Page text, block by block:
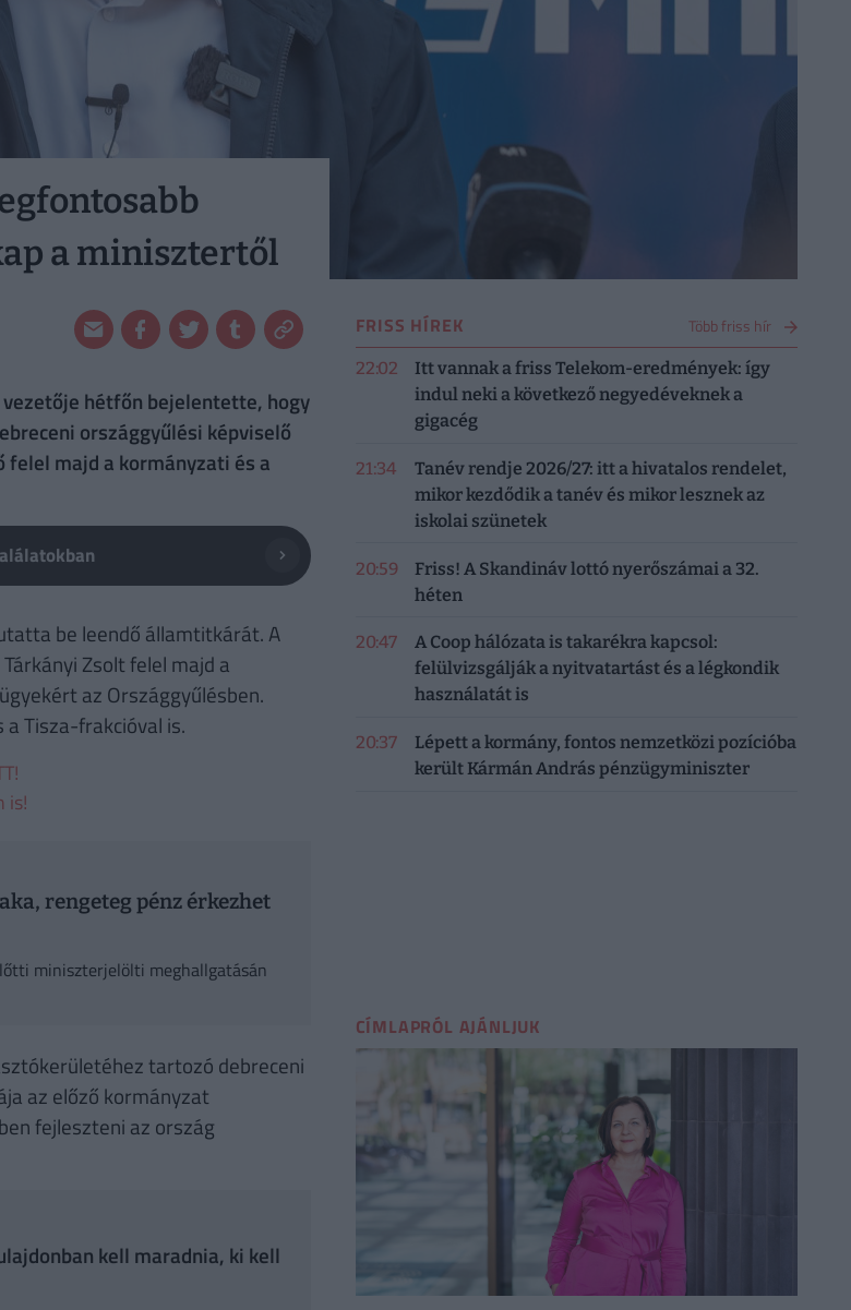
a minisztertől
hétfőn bejelentette, hogy
országgyűlési képviselő
majd a kormányzati és a
be leendő államtitkárát. A
Zsolt felel majd a
az Országgyűlésben.
Tisza-frakcióval is.
is!
rengeteg pénz érkezhet
miniszterjelölti meghallgatásán
tartozó debreceni
az előző kormányzat
fejleszteni az ország
kell maradnia, ki kell
FRISS HÍREK Több friss hír
22:02
Itt vannak a friss Telekom-eredmények: így
indul neki a következő negyedéveknek a
gigacég
21:34
Tanév rendje 2026/27: itt a hivatalos rendelet,
mikor kezdődik a tanév és mikor lesznek az
iskolai szünetek
20:59
Friss! A Skandináv lottó nyerőszámai a 32.
héten
20:47
A Coop hálózata is takarékra kapcsol:
felülvizsgálják a nyitvatartást és a légkondik
használatát is
20:37
Lépett a kormány, fontos nemzetközi pozícióba
került Kármán András pénzügyminiszter
CÍMLAPRÓL AJÁNLJUK